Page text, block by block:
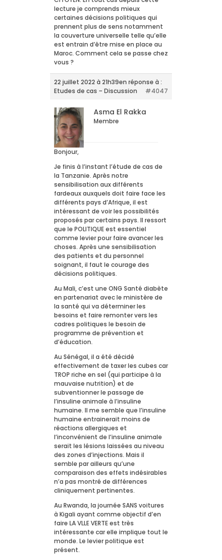
lecture je comprends mieux
certaines décisions politiques qui
prennent plus de sens notamment
la couverture universelle telle qu’elle
est entrain d’être mise en place au
Maroc. Comment cela se passe chez
vous ?
22 juillet 2022 à 21h39en réponse à :
Etudes de cas – Discussion
#4047
Asma El Rakka
Membre
Bonjour,
Je finis à l’instant l’étude de cas de
la Tanzanie. Après notre
sensibilisation aux différents
fardeaux auxquels doit faire face les
différents pays d’Afrique, il est
intéressant de voir les possibilités
proposés par certains pays. Il ressort
que le POLITIQUE est essentiel
comme levier pour faire avancer les
choses. Après une sensibilisation
des patients et du personnel
soignant, il faut le courage des
décisions politiques.
Au Mali, c’est une ONG Santé diabète
en partenariat avec le ministère de
la santé qui va déterminer les
besoins et faire remonter vers les
cadres politiques le besoin de
programme de prévention et
d’éducation.
Au Sénégal, il a été décidé
effectivement de taxer les cubes car
TROP riche en sel (qui participe à la
mauvaise nutrition) et de
subventionner le passage de
l’insuline animale à l’insuline
humaine. Il me semble que l’insuline
humaine entrainerait moins de
réactions allergiques et
l’inconvénient de l’insuline animale
serait les lésions laissées au niveau
des zones d’injections. Mais il
semble par ailleurs qu’une
comparaison des effets indésirables
n’a pas montré de différences
cliniquement pertinentes.
Au Rwanda, la journée SANS voitures
à Kigali ayant comme objectif d’en
faire LA VLLE VERTE est très
intéressante car elle implique tout le
monde. Le levier politique est
présent.